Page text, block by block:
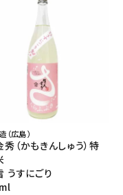
広島）
（かもきんしゅう）特
うすにごり